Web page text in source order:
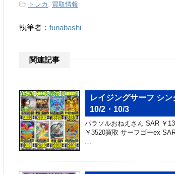
- トレカ , 買取情報
執筆者： funabashi
関連記事
レイジングサーフ シ
10/2・10/3
パラソルおねえさん SAR ￥
￥3520買取 サーフゴーex
…